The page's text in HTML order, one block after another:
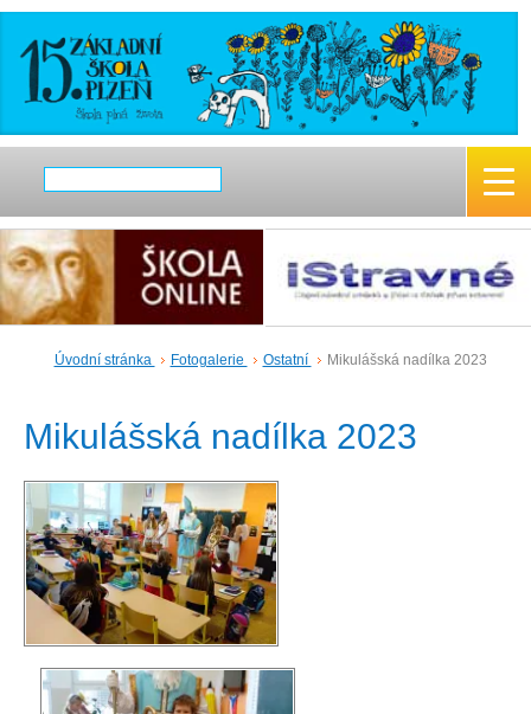
Úvodní stránka Fotogalerie Ostatní Mikulášská nadílka 2023
Mikulášská nadílka 2023